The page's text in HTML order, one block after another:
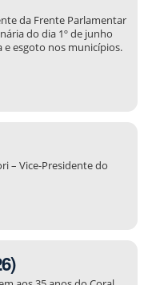
da Frente Parlamentar
do dia 1º de junho
e esgoto nos municípios.
– Vice-Presidente do